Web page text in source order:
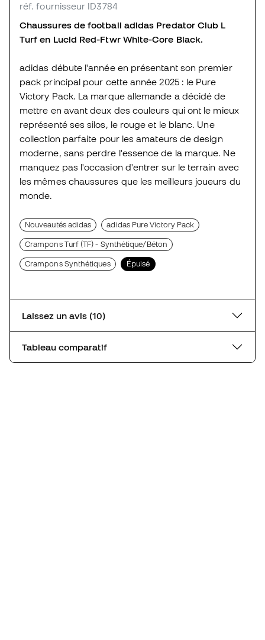
réf. fournisseur ID3784
Chaussures de football adidas Predator Club L
Turf en Lucid Red-Ftwr White-Core Black.
adidas débute l'année en présentant son premier
pack principal pour cette année 2025 : le Pure
Victory Pack. La marque allemande a décidé de
mettre en avant deux des couleurs qui ont le mieux
représenté ses silos, le rouge et le blanc. Une
collection parfaite pour les amateurs de design
moderne, sans perdre l'essence de la marque. Ne
manquez pas l'occasion d'entrer sur le terrain avec
les mêmes chaussures que les meilleurs joueurs du
monde.
Nouveautés adidas adidas Pure Victory Pack
Crampons Turf (TF) - Synthétique/Béton
Crampons Synthétiques Épuisé
Laissez un avis (10)
Tableau comparatif